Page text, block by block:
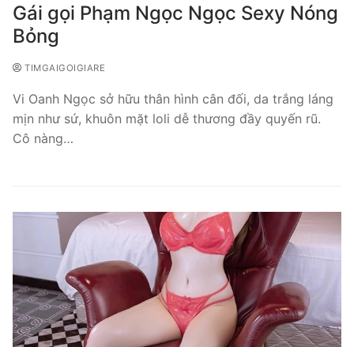
Gái gọi Phạm Ngọc Ngọc Sexy Nóng
Bỏng
TIMGAIGOIGIARE
Vi Oanh Ngọc sở hữu thân hình cân đối, da trắng láng
mịn như sứ, khuôn mặt loli dễ thương đầy quyến rũ.
Cô nàng…